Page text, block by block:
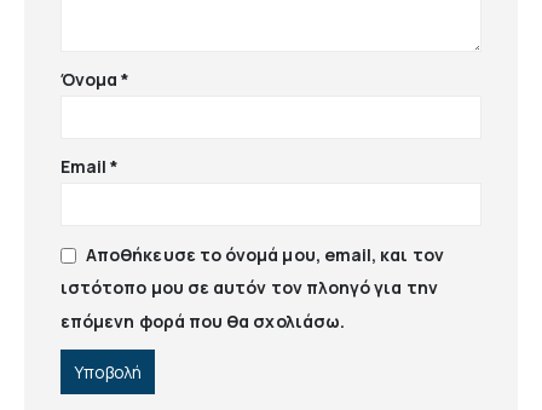
Όνομα*
Email*
Αποθήκευσε το όνομά μου, email, και τον
ιστότοπο μου σε αυτόν τον πλοηγό για την
επόμενη φορά που θα σχολιάσω.